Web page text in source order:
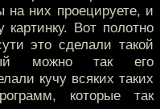
на них проецируете, и
Вот полотно
это сделали такой
можно так его
кучу всяких таких
которые так